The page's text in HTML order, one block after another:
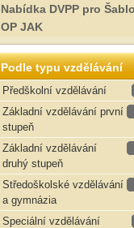
Nabídka DVPP pro
OP JAK
Podle typu vzdělávání
Předškolní vzdělávání
Základní vzdělávání první
stupeň
Základní vzdělávání
druhý stupeň
Středoškolské vzdělávání
a gymnázia
Speciální vzdělávání